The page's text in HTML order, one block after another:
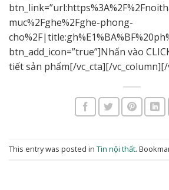
muc%2Fghe%2Fghe-phong-
btn_add_icon=”true”]Nhấn vào
tiết sản phẩm[/vc_cta][/vc_column][/
This entry was posted in Tin nội thất.